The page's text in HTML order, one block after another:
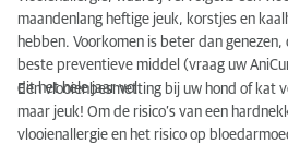
maandenlang heftige jeuk, korstjes en
hebben. Voorkomen is beter dan
beste preventieve middel (vraag uw
dit het hele jaar vol.
Een vlooienbesmetting bij uw hond of kat
maar jeuk! Om de risico’s van een
vlooienallergie en het risico op